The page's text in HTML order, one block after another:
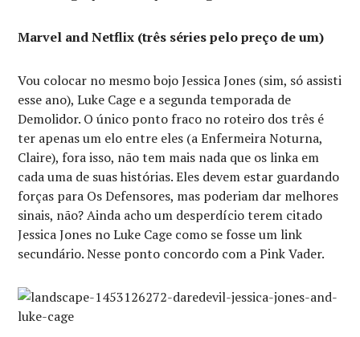
Marvel and Netflix (três séries pelo preço de um)
Vou colocar no mesmo bojo Jessica Jones (sim, só assisti
esse ano), Luke Cage e a segunda temporada de
Demolidor. O único ponto fraco no roteiro dos três é
ter apenas um elo entre eles (a Enfermeira Noturna,
Claire), fora isso, não tem mais nada que os linka em
cada uma de suas histórias. Eles devem estar guardando
forças para Os Defensores, mas poderiam dar melhores
sinais, não? Ainda acho um desperdício terem citado
Jessica Jones no Luke Cage como se fosse um link
secundário. Nesse ponto concordo com a Pink Vader.